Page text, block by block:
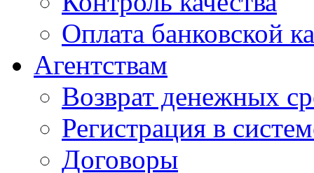
Оплата банковской
Агентствам
Возврат денежных
Регистрация в
Договоры